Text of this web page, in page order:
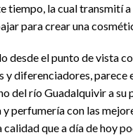
tiempo, la cual transmití
para crear una
desde el punto de vista
diferenciadores,
del río Guadalquivir a su
perfumería con las
que a día de hoy